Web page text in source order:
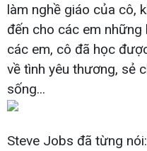
làm nghề giáo của cô,
đến cho các em
các em, cô đã học
về tình yêu thương, sẻ
sống...
Steve Jobs đã từng